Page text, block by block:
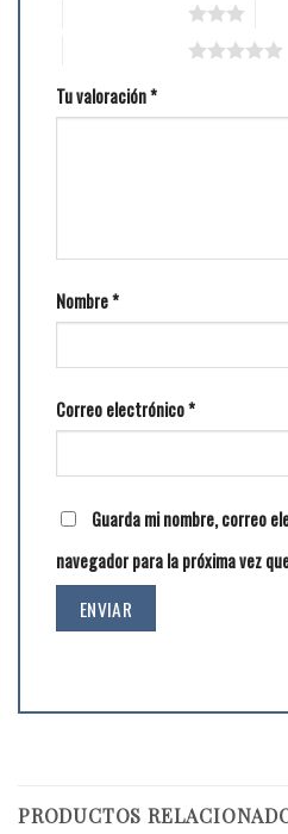
Tu valoración*
Nombre*
Correo electrónico*
Guarda mi nombre, correo
navegador para la próxima vez
PRODUCTOS